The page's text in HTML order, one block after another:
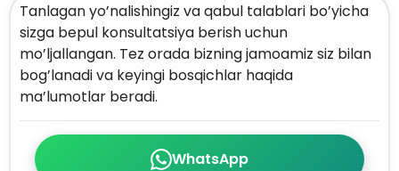
WhatsApp
Tanlagan yo’nalishingiz va qabul talablari bo’yicha
sizga bepul konsultatsiya berish uchun
mo’ljallangan. Tez orada bizning jamoamiz siz bilan
bog’lanadi va keyingi bosqichlar haqida
ma’lumotlar beradi.